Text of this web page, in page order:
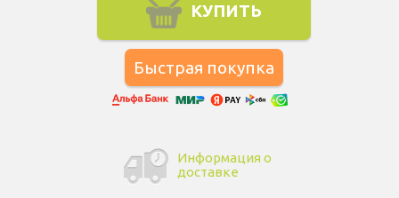
КУПИТЬ
Информация о
доставке